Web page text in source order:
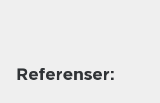
Referenser: